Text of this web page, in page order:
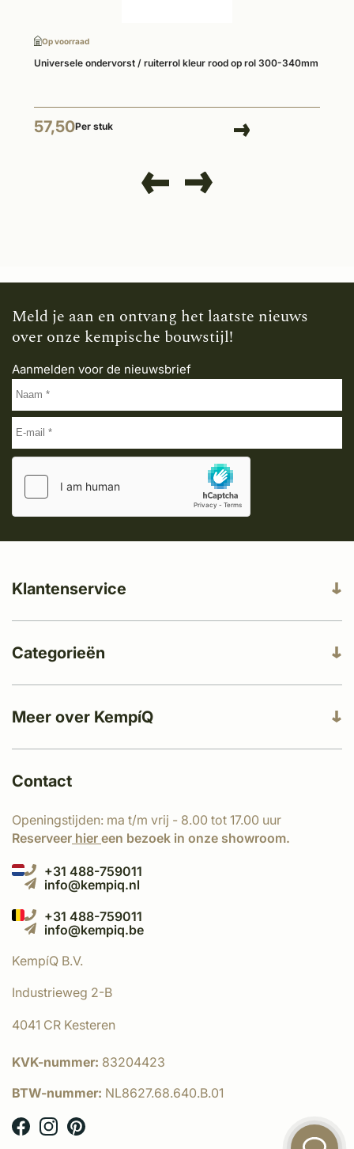
Op voorraad
Universele ondervorst / ruiterrol kleur rood op rol 300-340mm
57,50Per stuk
Meld je aan en ontvang het laatste nieuws
over onze kempische bouwstijl!
Aanmelden voor de nieuwsbrief
Meer over KempíQ
Klantenservice
Categorieën
Contact
Openingstijden: ma t/m vrij - 8.00 tot 17.00 uur
Reserveer hier een bezoek in onze showroom.
+31 488-759011
info@kempiq.nl
+31 488-759011
info@kempiq.be
KempíQ B.V.
Industrieweg 2-B
4041 CR Kesteren
KVK-nummer: 83204423
BTW-nummer: NL8627.68.640.B.01